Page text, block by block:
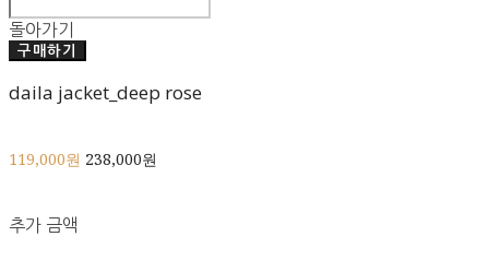
돌아가기
구매하기
daila jacket_deep rose
119,000원 238,000원
추가 금액